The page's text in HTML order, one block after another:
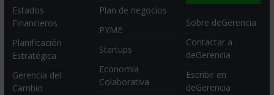
Estados
Financieros
Planificación
Estratégica
Gerencia del
Cambio
Plan de negocios
PYME
Startups
Economia
Colaborativa
Sobre deGerencia
Contactar a
deGerencia
Escribir en
deGerencia